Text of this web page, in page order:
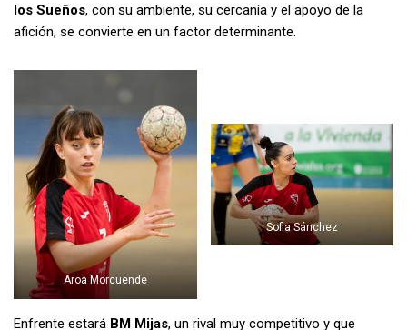
los Sueños, con su ambiente, su cercanía y el apoyo de la
afición, se convierte en un factor determinante.
Aroa Morcuende
Sofia Sánchez
Enfrente estará BM Mijas, un rival muy competitivo y que